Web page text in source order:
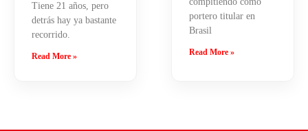
Tiene 21 años, pero
detrás hay ya bastante
recorrido.
Read More »
portero titular en
Brasil
Read More »